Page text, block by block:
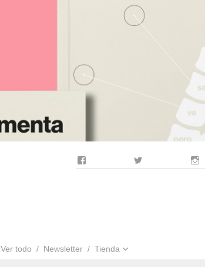
Ver todo Newsletter Tienda